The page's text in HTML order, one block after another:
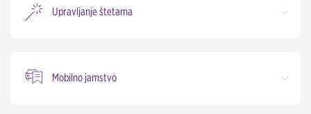
Upravljanje štetama
Mobilno jamstvo